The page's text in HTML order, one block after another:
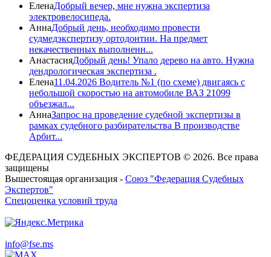
ЕленаДобрый вечер, мне нужна экспертиза
электровелосипеда.
АннаДобрый день, необходимо провести
судмедэкспертизу ортодонтии. На предмет
некачественных выполненн...
АнастасияДобрый день! Упало дерево на авто. Нужна
дендрологическая экспертиза .
Елена11.04.2026 Водитель №1 (по схеме) двигаясь с
небольшой скоростью на автомобиле ВАЗ 21099
объезжал...
АннаЗапрос на проведение судебной экспертизы в
рамках судебного разбирательства В производстве
Арбит...
ФЕДЕРАЦИЯ СУДЕБНЫХ ЭКСПЕРТОВ © 2026. Все права
защищены
Вышестоящая организация - Союз "Федерация Судебных
Экспертов"
Спецоценка условий труда
info@fse.ms